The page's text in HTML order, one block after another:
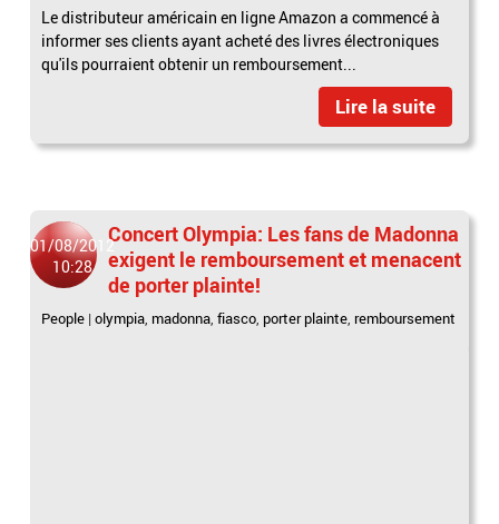
Le distributeur américain en ligne Amazon a commencé à
informer ses clients ayant acheté des livres électroniques
qu'ils pourraient obtenir un remboursement...
Lire la suite
01/08/2012
10:28
Concert Olympia: Les fans de Madonna
exigent le remboursement et menacent
de porter plainte!
People |olympia, madonna,fiasco, porter plainte, remboursement